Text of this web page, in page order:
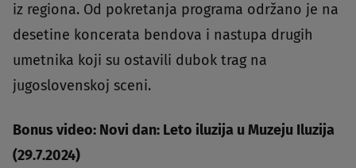
iz regiona. Od pokretanja programa održano je na
desetine koncerata bendova i nastupa drugih
umetnika koji su ostavili dubok trag na
jugoslovenskoj sceni.
Bonus video: Novi dan: Leto iluzija u Muzeju Iluzija
(29.7.2024)